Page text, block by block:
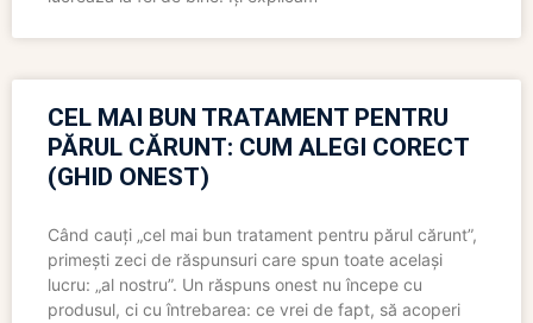
CEL MAI BUN TRATAMENT PENTRU
PĂRUL CĂRUNT: CUM ALEGI CORECT
(GHID ONEST)
Când cauți „cel mai bun tratament pentru părul cărunt”,
primești zeci de răspunsuri care spun toate același
lucru: „al nostru”. Un răspuns onest nu începe cu
produsul, ci cu întrebarea: ce vrei de fapt, să acoperi